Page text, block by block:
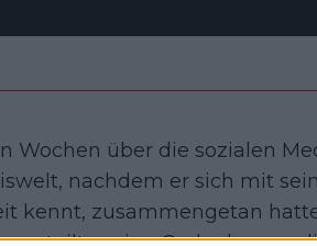
Wochen über die sozialen
nachdem er sich mit
kennt, zusammengetan